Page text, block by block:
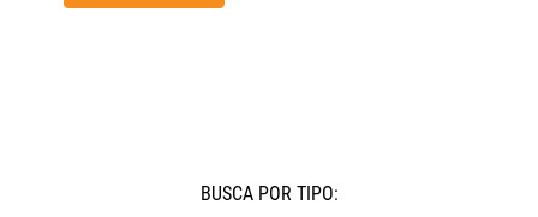
BUSCÁ POR TIPO: